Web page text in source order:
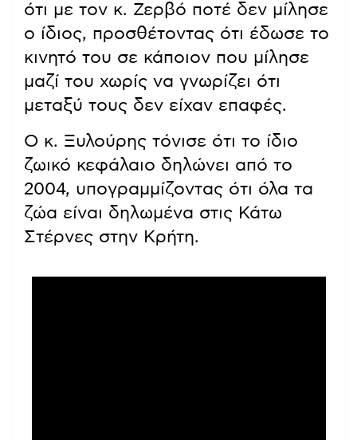
ότι με τον κ. Ζερβό ποτέ δεν μίλησε
ο ίδιος, προσθέτοντας ότι έδωσε το
κινητό του σε κάποιον που μίλησε
μαζί του χωρίς να γνωρίζει ότι
μεταξύ τους δεν είχαν επαφές.
Ο κ. Ξυλούρης τόνισε ότι το ίδιο
ζωικό κεφάλαιο δηλώνει από το
2004, υπογραμμίζοντας ότι όλα τα
ζώα είναι δηλωμένα στις Κάτω
Στέρνες στην Κρήτη.